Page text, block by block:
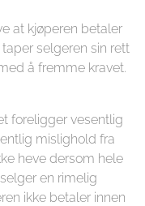
at kjøperen betaler
selgeren sin rett
å fremme kravet.
foreligger vesentlig
mislighold fra
heve dersom hele
en rimelig
ikke betaler innen